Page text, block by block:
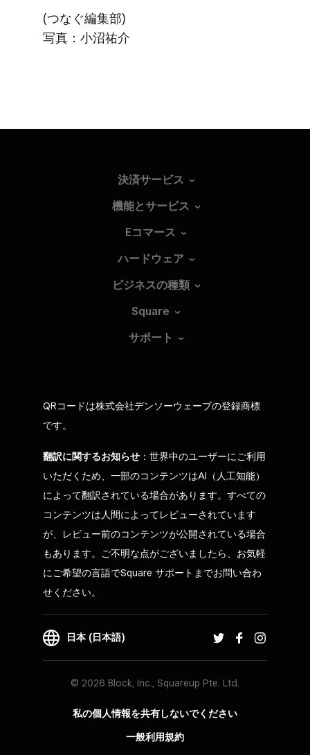
(つなぐ​編集部​)
写真：小沼祐介
決済サービス
機能とサービス
Eコマース
ハードウェア
ビジネスの種類
Square
サポート
QRコードは株式会社デンソーウェーブの登録商標
です。
翻訳に関するお知らせ ：世界中のユーザーにご利用
いただくため、一部のコンテンツはAI（人工知能）
によって翻訳されている場合があります。すべての
コンテンツは人間によってレビューされています
が、レビュー前のコンテンツが公開されている場合
もあります。ご不明な点がございましたら、お気軽
にご希望の言語でSquare サポートまでお問い合わ
せください。
日本 (日本語)
© 2026 Block, Inc., Squareup Pte. Ltd.
私の個人情報を共有しないでください
一般利用規約